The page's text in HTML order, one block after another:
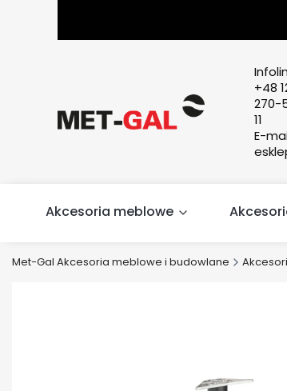
+48
270-
11
E-
Akcesoria meblowe
Met-Gal Akcesoria meblowe i budowlane